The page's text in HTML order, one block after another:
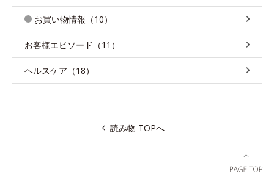
お買い物情報（10）
お客様エピソード（11）
ヘルスケア（18）
読み物 TOPへ